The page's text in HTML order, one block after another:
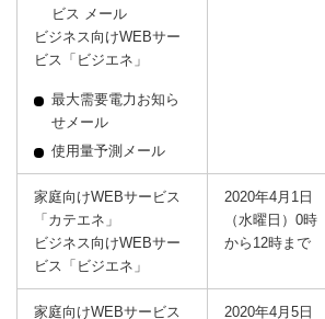
ビス メール
ビジネス向けWEBサー
ビス「ビジエネ」
最大需要電力お知ら
せメール
使用量予測メール
家庭向けWEBサービス
「カテエネ」
ビジネス向けWEBサー
ビス「ビジエネ」
2020年4月1日
（水曜日）0時
から12時まで
家庭向けWEBサービス 2020年4月5日